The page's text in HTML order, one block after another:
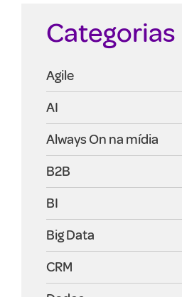
Categorias
Agile
AI
Always On na mídia
B2B
BI
Big Data
CRM